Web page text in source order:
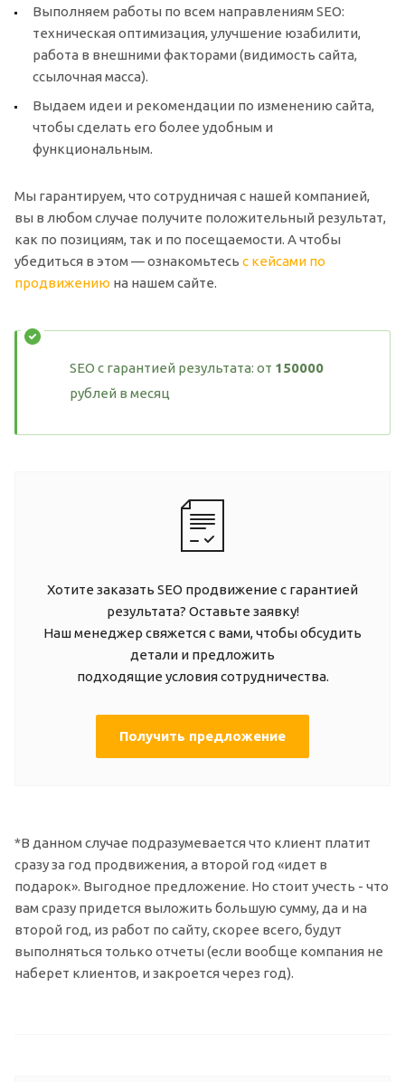
Выполняем работы по всем направлениям SEO:
техническая оптимизация, улучшение юзабилити,
работа в внешними факторами (видимость сайта,
ссылочная масса).
Выдаем идеи и рекомендации по изменению сайта,
чтобы сделать его более удобным и
функциональным.
Мы гарантируем, что сотрудничая с нашей компанией,
вы в любом случае получите положительный результат,
как по позициям, так и по посещаемости. А чтобы
убедиться в этом — ознакомьтесь с кейсами по
продвижению на нашем сайте.
SEO с гарантией результата: от 150000
рублей в месяц
Хотите заказать SEO продвижение с гарантией
результата? Оставьте заявку!
Наш менеджер свяжется с вами, чтобы обсудить
детали и предложить
подходящие условия сотрудничества.
Получить предложение
*В данном случае подразумевается что клиент платит
сразу за год продвижения, а второй год «идет в
подарок». Выгодное предложение. Но стоит учесть - что
вам сразу придется выложить большую сумму, да и на
второй год, из работ по сайту, скорее всего, будут
выполняться только отчеты (если вообще компания не
наберет клиентов, и закроется через год).